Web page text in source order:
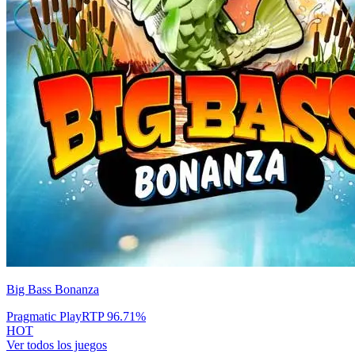
Big Bass Bonanza
Pragmatic PlayRTP96.71%
HOT
Ver todos los juegos